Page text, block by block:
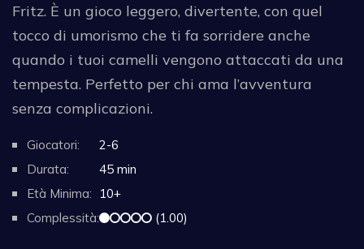
Fritz. È un gioco leggero, divertente, con quel
tocco di umorismo che ti fa sorridere anche
quando i tuoi camelli vengono attaccati da una
tempesta. Perfetto per chi ama l’avventura
senza complicazioni.
Giocatori:
2-6
Durata:
45 min
Età Minima:
10+
Complessità:
(1.00)